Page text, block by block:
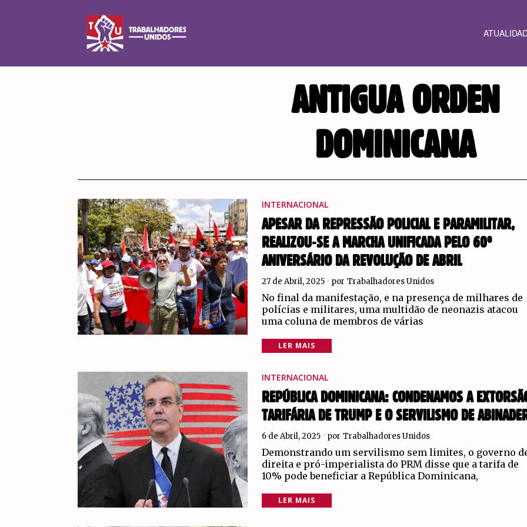
ANTIGUA ORDEN
DOMINICANA
INTERNACIONAL
APESAR DA REPRESSÃO POLICIAL E PARAMILITAR,
REALIZOU-SE A MARCHA UNIFICADA PELO 60º
ANIVERSÁRIO DA REVOLUÇÃO DE ABRIL
27 de Abril, 2025 por Trabalhadores Unidos
No final da manifestação, e na presença de milhares de
polícias e militares, uma multidão de neonazis atacou
uma coluna de membros de várias
LER MAIS
INTERNACIONAL
REPÚBLICA DOMINICANA: CONDENAMOS A
TARIFÁRIA DE TRUMP E O SERVILISMO DE
6 de Abril, 2025 por Trabalhadores Unidos
Demonstrando um servilismo sem limites, o governo
direita e pró-imperialista do PRM disse que a tarifa de
10% pode beneficiar a República Dominicana,
LER MAIS